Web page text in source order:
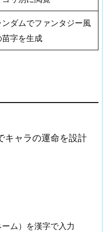
ンダムでファンタジー風
苗字を生成
ャラの運命を設計
ム）を漢字で入力